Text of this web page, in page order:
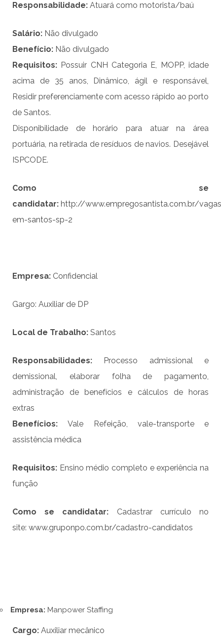
Responsabilidade: Atuará como motorista/baú
Salário: Não divulgado
Benefício: Não divulgado
Requisitos: Possuir CNH Categoria E, MOPP, idade
acima de 35 anos, Dinâmico, ágil e responsável,
Residir preferenciamente com acesso rápido ao porto
de Santos.
Disponibilidade de horário para atuar na área
portuária, na retirada de resíduos de navios. Desejável
ISPCODE.
Como se
candidatar: http://www.empregosantista.com.br/
em-santos-sp-2
Empresa: Confidencial
Gargo: Auxiliar de DP
Local de Trabalho: Santos
Responsabilidades: Processo admissional e
demissional, elaborar folha de pagamento,
administração de benefícios e cálculos de horas
extras
Benefícios: Vale Refeição, vale-transporte e
assistência médica
Requisitos: Ensino médio completo e experiência na
função
Como se candidatar: Cadastrar currículo no
site: www.gruponpo.com.br/cadastro-candidatos
Empresa: Manpower Staffing
Cargo: Auxiliar mecânico